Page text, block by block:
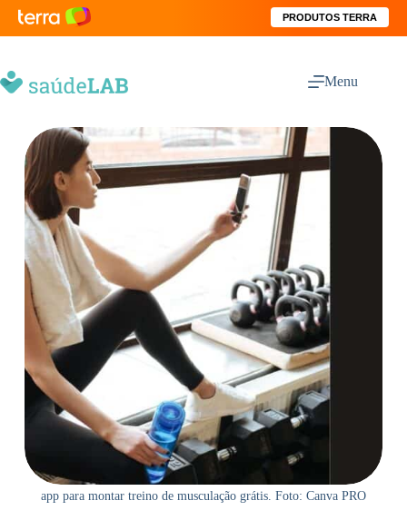
PRODUTOS TERRA
Menu
app para montar treino de musculação grátis. Foto: Canva PRO